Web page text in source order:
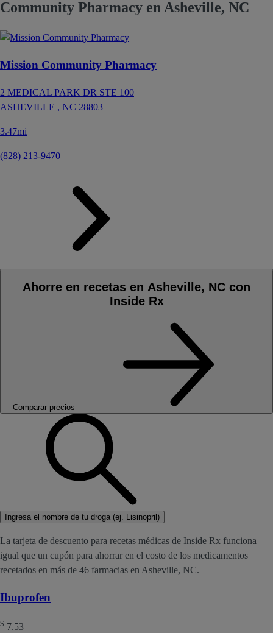
Community Pharmacy en Asheville, NC
Mission Community Pharmacy
2 MEDICAL PARK DR STE 100
ASHEVILLE , NC 28803
3.47mi
(828) 213-9470
Ahorre en recetas en Asheville, NC con
Inside Rx
Comparar precios
Ingresa el nombre de tu droga (ej. Lisinopril)
La tarjeta de descuento para recetas médicas de Inside Rx funciona
igual que un cupón para ahorrar en el costo de los medicamentos
recetados en más de 46 farmacias en Asheville, NC.
Ibuprofen
$ 7.53